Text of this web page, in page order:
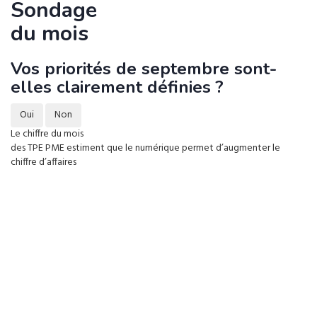
Sondage
du mois
Vos priorités de septembre sont-
elles clairement définies ?
Oui
Non
Le chiffre du mois
des TPE PME estiment que le numérique permet d’augmenter le
chiffre d’affaires